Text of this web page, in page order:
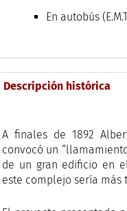
En autobús
Descripción histórica
A finales de 1892
convocó un
de un gran edificio en
este complejo sería más